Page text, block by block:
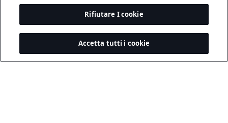
Rifiutare I cookie
Accetta tutti i cookie